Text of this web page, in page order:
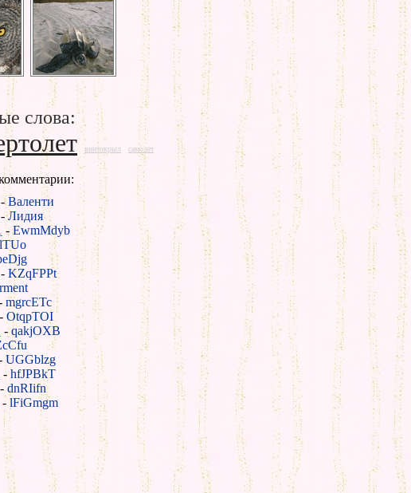
слова:
винтокрыл самолет
-Валенти
-Лидия
-EwmMdyb
- KZqFPPt
mgrcETc
- OtqpTOI
-qakjOXB
UGGblzg
-hfJPBkT
- dnRIifn
-lFiGmgm